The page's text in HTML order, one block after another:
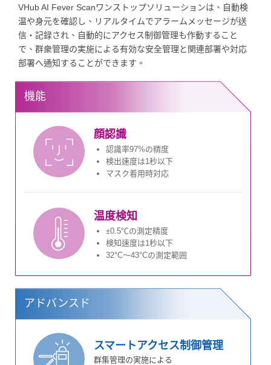
VHub AI Fever Scanワンストップソリューションは、自動検
温や身元を確認し、リアルタイムでアラームメッセージが送
信・記録され、自動的にアクセス制御管理も作動すること
で、群衆管理の実施による有効な安全管理と関連部署や対応
部署へ通知することができます。
機能
顔認識
認識率97%の精度
検出速度は1秒以下
マスク着用時対応
温度検知
±0.5℃の測定精度
検知速度は1秒以下
32°C～43°Cの測定範囲
アドバンスド
スマートアクセス制御管理
群集管理の実施による